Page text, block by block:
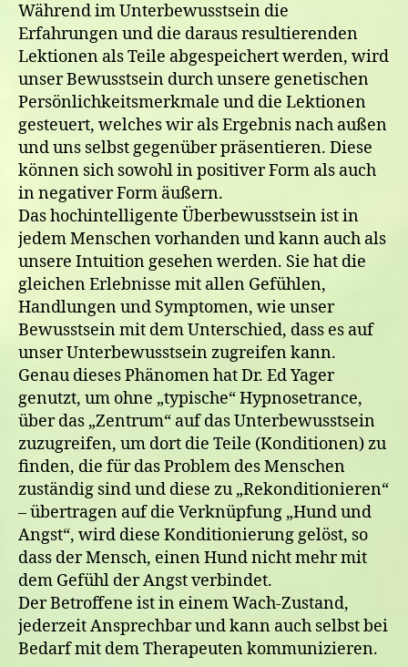
Während im Unterbewusstsein die
Erfahrungen und die daraus resultierenden
Lektionen als Teile abgespeichert werden, wird
unser Bewusstsein durch unsere genetischen
Persönlichkeitsmerkmale und die Lektionen
gesteuert, welches wir als Ergebnis nach außen
und uns selbst gegenüber präsentieren. Diese
können sich sowohl in positiver Form als auch
in negativer Form äußern.
Das hochintelligente Überbewusstsein ist in
jedem Menschen vorhanden und kann auch als
unsere Intuition gesehen werden. Sie hat die
gleichen Erlebnisse mit allen Gefühlen,
Handlungen und Symptomen, wie unser
Bewusstsein mit dem Unterschied, dass es auf
unser Unterbewusstsein zugreifen kann.
Genau dieses Phänomen hat Dr. Ed Yager
genutzt, um ohne „typische“ Hypnosetrance,
über das „Zentrum“ auf das Unterbewusstsein
zuzugreifen, um dort die Teile (Konditionen) zu
finden, die für das Problem des Menschen
zuständig sind und diese zu „Rekonditionieren“
– übertragen auf die Verknüpfung „Hund und
Angst“, wird diese Konditionierung gelöst, so
dass der Mensch, einen Hund nicht mehr mit
dem Gefühl der Angst verbindet.
Der Betroffene ist in einem Wach-Zustand,
jederzeit Ansprechbar und kann auch selbst bei
Bedarf mit dem Therapeuten kommunizieren.